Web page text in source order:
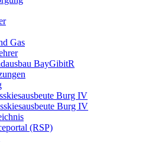
Gas
BayGibitR
Burg IV
Burg IV
(RSP)